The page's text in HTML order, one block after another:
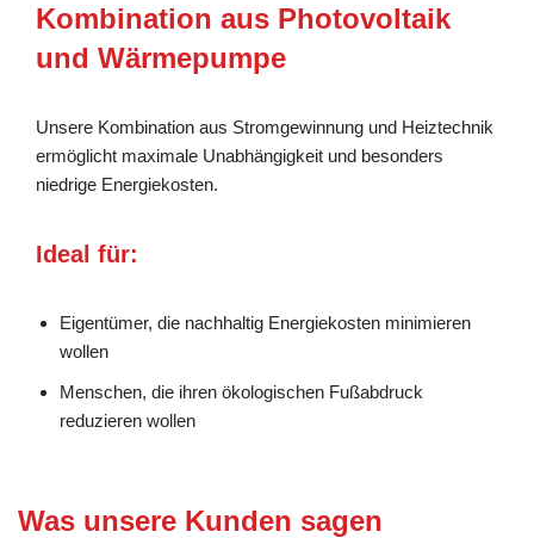
Kombination aus Photovoltaik
und Wärmepumpe
Unsere Kombination aus Stromgewinnung und Heiztechnik
ermöglicht maximale Unabhängigkeit und besonders
niedrige Energiekosten.
Ideal für:
Eigentümer, die nachhaltig Energiekosten minimieren
wollen
Menschen, die ihren ökologischen Fußabdruck
reduzieren wollen
Was unsere Kunden sagen